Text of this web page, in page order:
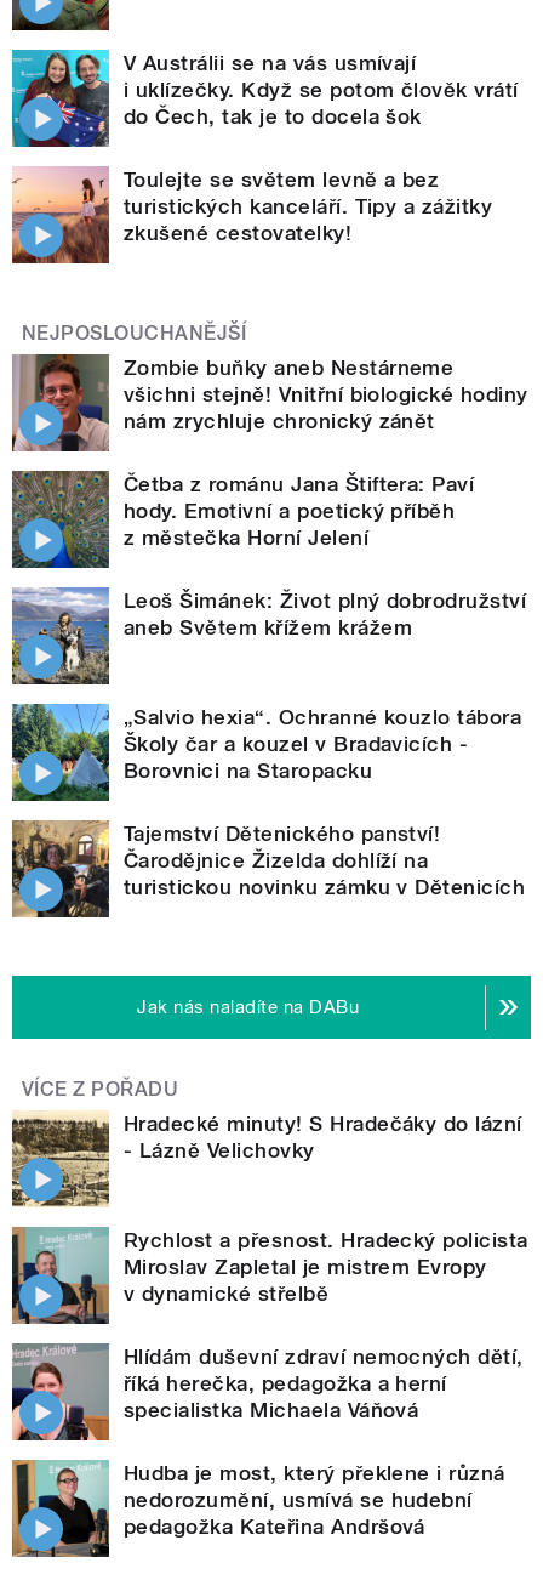
V Austrálii se na vás usmívají
i uklízečky. Když se potom člověk vrátí
do Čech, tak je to docela šok
Toulejte se světem levně a bez
turistických kanceláří. Tipy a zážitky
zkušené cestovatelky!
NEJPOSLOUCHANĚJŠÍ
Zombie buňky aneb Nestárneme
všichni stejně! Vnitřní biologické hodiny
nám zrychluje chronický zánět
Četba z románu Jana Štiftera: Paví
hody. Emotivní a poetický příběh
z městečka Horní Jelení
Leoš Šimánek: Život plný dobrodružství
aneb Světem křížem krážem
„Salvio hexia“. Ochranné kouzlo tábora
Školy čar a kouzel v Bradavicích -
Borovnici na Staropacku
Tajemství Dětenického panství!
Čarodějnice Žizelda dohlíží na
turistickou novinku zámku v Dětenicích
Jak nás naladíte na DABu
VÍCE Z POŘADU
Hradecké minuty! S Hradečáky do lázní
- Lázně Velichovky
Rychlost a přesnost. Hradecký policista
Miroslav Zapletal je mistrem Evropy
v dynamické střelbě
Hlídám duševní zdraví nemocných dětí,
říká herečka, pedagožka a herní
specialistka Michaela Váňová
Hudba je most, který překlene i různá
nedorozumění, usmívá se hudební
pedagožka Kateřina Andršová